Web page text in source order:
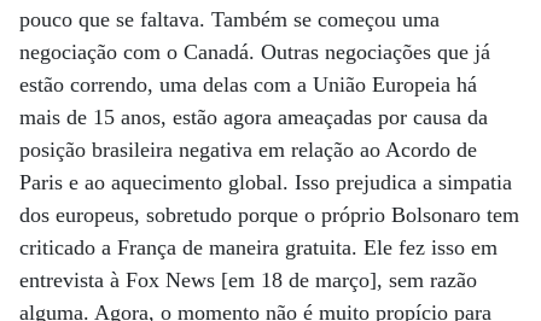
pouco que se faltava. Também se começou uma
negociação com o Canadá. Outras negociações que já
estão correndo, uma delas com a União Europeia há
mais de 15 anos, estão agora ameaçadas por causa da
posição brasileira negativa em relação ao Acordo de
Paris e ao aquecimento global. Isso prejudica a simpatia
dos europeus, sobretudo porque o próprio Bolsonaro tem
criticado a França de maneira gratuita. Ele fez isso em
entrevista à Fox News [em 18 de março], sem razão
alguma. Agora, o momento não é muito propício para